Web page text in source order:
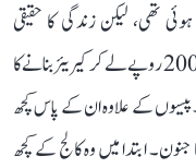
کی پیدائش یوں تو 1971 میں ہوئی تھی، لیکن زندگی کا حقیقی
سفر 1993 میں شروع ہوا جب وہ اپنی جیب میں 2000 روپے لے کر کیریئر بنانے کا
پیسوں کے علاوہ ان کے پاس کچھ
ابتدا میں وہ کالج کے کچھ